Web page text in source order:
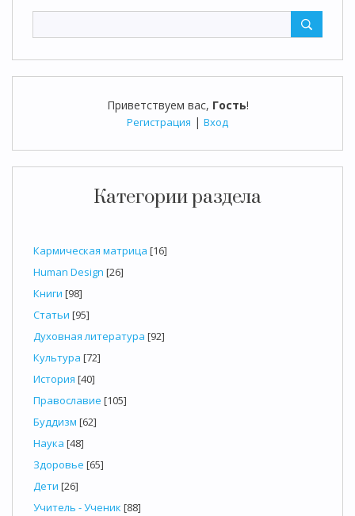
Приветствуем вас, Гость!
Регистрация | Вход
Категории раздела
Кармическая матрица [16]
Human Design [26]
Книги [98]
Статьи [95]
Духовная литература [92]
Культура [72]
История [40]
Православие [105]
Буддизм [62]
Наука [48]
Здоровье [65]
Дети [26]
Учитель - Ученик [88]